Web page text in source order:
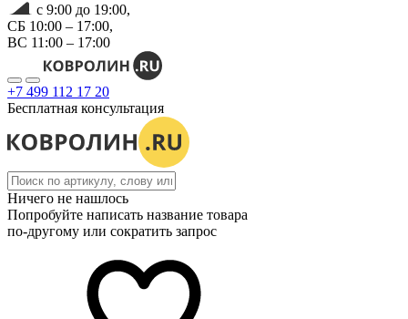
с 9:00 до 19:00,
СБ 10:00 – 17:00,
ВС 11:00 – 17:00
+7 499 112 17 20
Бесплатная консультация
Ничего не нашлось
Попробуйте написать название товара
по-другому или сократить запрос